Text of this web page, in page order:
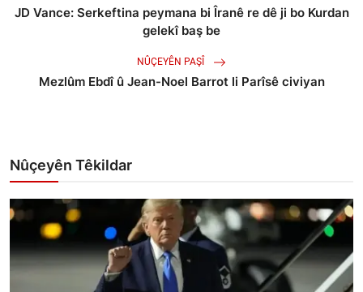
JD Vance: Serkeftina peymana bi Îranê re dê ji bo Kurdan
gelekî baş be
NÛÇEYÊN PAŞÎ
Mezlûm Ebdî û Jean-Noel Barrot li Parîsê civiyan
Nûçeyên Têkildar